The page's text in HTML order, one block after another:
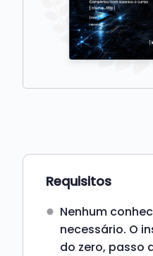
Requisitos
Nenhum
necessário. O
do zero, passo